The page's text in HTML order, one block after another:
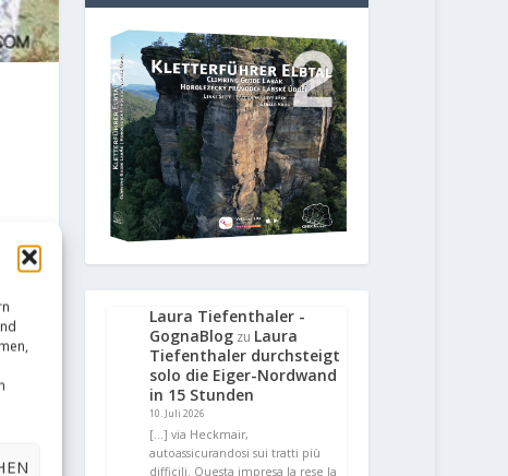
Laura Tiefenthaler -
GognaBlog zu Laura
Tiefenthaler durchsteigt
solo die Eiger-Nordwand
in 15 Stunden
10. Juli 2026
[…] via Heckmair,
autoassicurandosi sui tratti più
difficili. Questa impresa la rese la